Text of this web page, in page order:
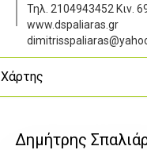
Τηλ. 2104943452 Κιν.
www.dspaliaras.gr
Χάρτης
Δημήτρης